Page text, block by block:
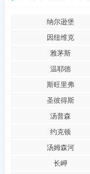
纳尔逊堡
因纽维克
雅茅斯
温耶德
斯旺里弗
圣彼得斯
汤普森
约克顿
汤姆森河
长岬